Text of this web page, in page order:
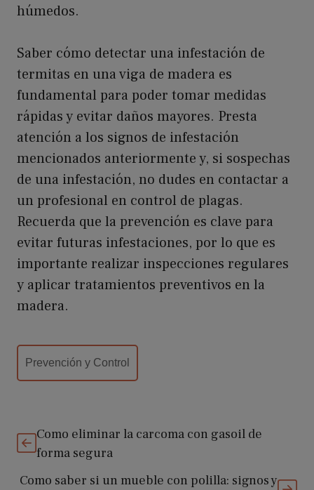
húmedos.
Saber cómo detectar una infestación de
termitas en una viga de madera es
fundamental para poder tomar medidas
rápidas y evitar daños mayores. Presta
atención a los signos de infestación
mencionados anteriormente y, si sospechas
de una infestación, no dudes en contactar a
un profesional en control de plagas.
Recuerda que la prevención es clave para
evitar futuras infestaciones, por lo que es
importante realizar inspecciones regulares
y aplicar tratamientos preventivos en la
madera.
Categorías
Prevención y Control
Como eliminar la carcoma con gasoil de
forma segura
Como saber si un mueble con polilla: signos y